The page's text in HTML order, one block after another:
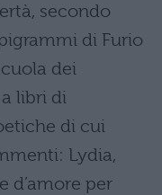
secondo
di Furio
dei
libri di
di cui
Lydia,
d’amore per